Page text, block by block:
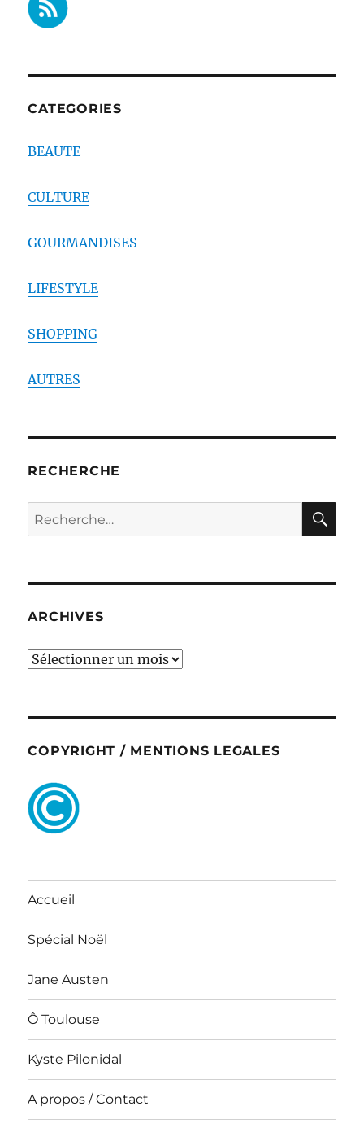
CATEGORIES
BEAUTE
CULTURE
GOURMANDISES
LIFESTYLE
SHOPPING
AUTRES
RECHERCHE
Recherche
pour :
ARCHIVES
ARCHIVES
COPYRIGHT / MENTIONS LEGALES
Accueil
Spécial Noël
Jane Austen
Ô Toulouse
Kyste Pilonidal
A propos / Contact